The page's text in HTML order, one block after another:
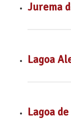
Jurema
Lagoa
Lagoa